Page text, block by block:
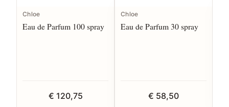
Chloe
Eau de Parfum 100 spray
€ 120,75
Chloe
Eau de Parfum 30 spray
€ 58,50